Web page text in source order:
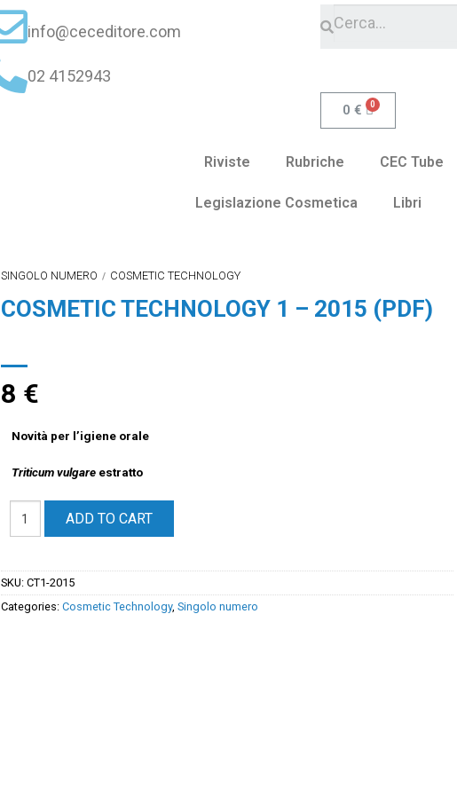
info@ceceditore.com
02 4152943
0 €
Riviste Rubriche CEC Tube
Legislazione Cosmetica Libri
SINGOLO NUMERO / COSMETIC TECHNOLOGY
COSMETIC TECHNOLOGY 1 – 2015 (PDF)
8 €
Novità per l’igiene orale
Triticum vulgareestratto
ADD TO CART
SKU: CT1-2015
Categories: Cosmetic Technology, Singolo numero